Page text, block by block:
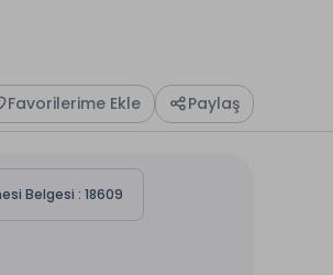
Favorilerime Ekle Paylaş
Belgesi : 18609